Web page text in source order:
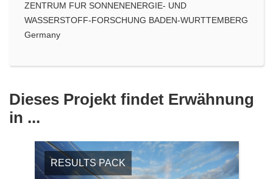
ZENTRUM FUR SONNENENERGIE- UND
WASSERSTOFF-FORSCHUNG BADEN-WURTTEMBERG
Germany
Dieses Projekt findet Erwähnung
in ...
RESULTS PACK